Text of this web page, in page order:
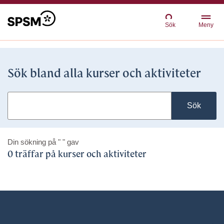
Sök Meny
Sök bland alla kurser och aktiviteter
Sök
Din sökning på " " gav
0 träffar på kurser och aktiviteter